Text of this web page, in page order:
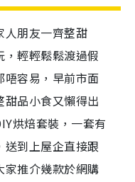
人朋友一齊整甜
，輕輕鬆鬆渡過假
唔容易，早前市面
品小食又懶得出
烘焙套裝，一套有
送到上屋企直接跟
家推介幾款於網購